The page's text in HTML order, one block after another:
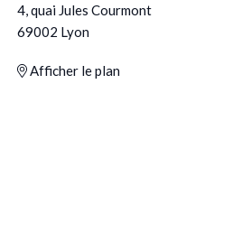
4, quai Jules Courmont
69002 Lyon
Afficher le plan